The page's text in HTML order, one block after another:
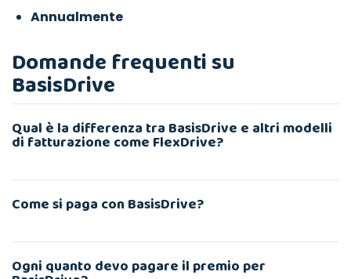
Annualmente
Domande frequenti su
BasisDrive
Qual è la differenza tra BasisDrive e altri modelli
di fatturazione come FlexDrive?
Come si paga con BasisDrive?
Ogni quanto devo pagare il premio per